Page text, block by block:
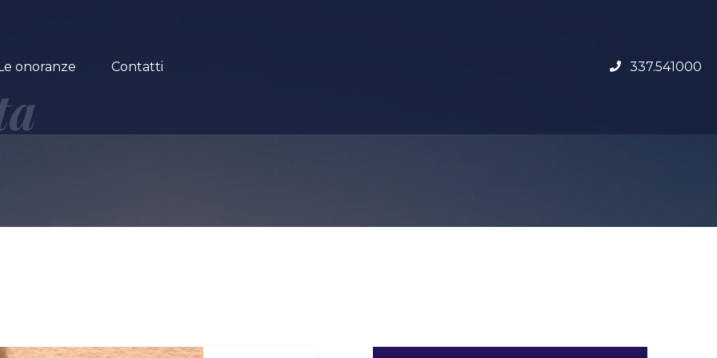
onoranze Contatti 337.541000